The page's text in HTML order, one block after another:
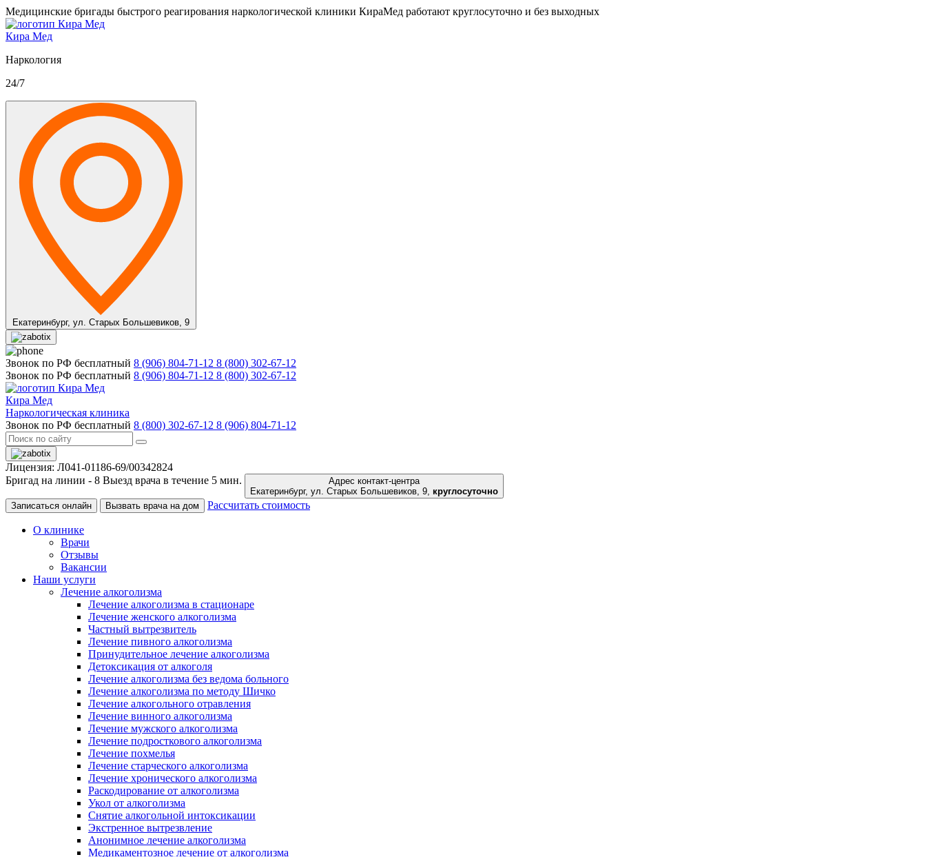
Медицинские бригады быстрого реагирования наркологической клиники КираМед работают круглосуточно и без выходных
Кира Мед
Наркология
24/7
Екатеринбург, ул. Старых Большевиков, 9
Звонок по РФ бесплатный 8 (906) 804-71-12 8 (800) 302-67-12
Звонок по РФ бесплатный 8 (906) 804-71-12 8 (800) 302-67-12
Кира Мед
Наркологическая клиника
Звонок по РФ бесплатный 8 (800) 302-67-12 8 (906) 804-71-12
Лицензия: Л041-01186-69/00342824
Бригад на линии - 8 Выезд врача в течение 5 мин.
Адрес контакт-центра
Екатеринбург, ул. Старых Большевиков, 9, круглосуточно
Записаться онлайн
Вызвать врача на дом Рассчитать стоимость
О клинике
Врачи
Отзывы
Вакансии
Наши услуги
Лечение алкоголизма
Лечение алкоголизма в стационаре
Лечение женского алкоголизма
Частный вытрезвитель
Лечение пивного алкоголизма
Принудительное лечение алкоголизма
Детоксикация от алкоголя
Лечение алкоголизма без ведома больного
Лечение алкоголизма по методу Шичко
Лечение алкогольного отравления
Лечение винного алкоголизма
Лечение мужского алкоголизма
Лечение подросткового алкоголизма
Лечение похмелья
Лечение старческого алкоголизма
Лечение хронического алкоголизма
Раскодирование от алкоголизма
Укол от алкоголизма
Снятие алкогольной интоксикации
Экстренное вытрезвление
Анонимное лечение алкоголизма
Медикаментозное лечение от алкоголизма